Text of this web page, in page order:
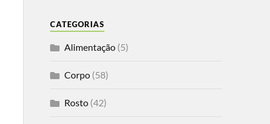
CATEGORIAS
Alimentação(5)
Corpo(58)
Rosto(42)